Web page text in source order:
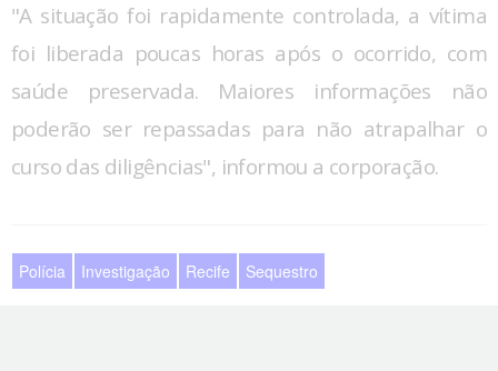
"A situação foi rapidamente controlada, a vítima
foi liberada poucas horas após o ocorrido, com
saúde preservada. Maiores informações não
poderão ser repassadas para não atrapalhar o
curso das diligências", informou a corporação.
Polícia Investigação Recife Sequestro